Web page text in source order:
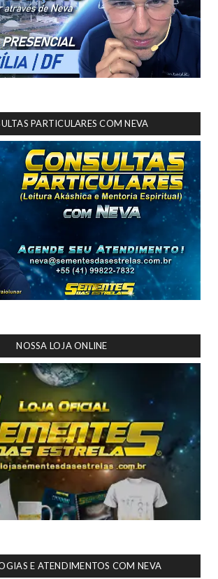
PARTICULARES COM NEVA
NOSSA LOJA ONLINE
E ATENDIMENTOS COM NEVA